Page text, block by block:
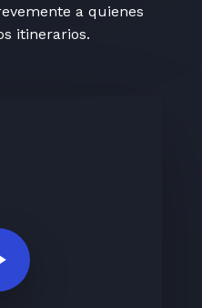
a quienes
itinerarios.